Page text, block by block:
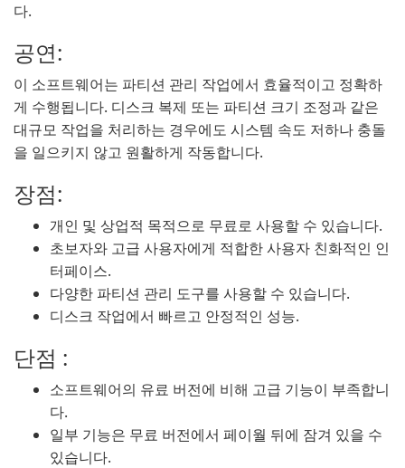
다.
공연:
이 소프트웨어는 파티션 관리 작업에서 효율적이고 정확하
게 수행됩니다. 디스크 복제 또는 파티션 크기 조정과 같은
대규모 작업을 처리하는 경우에도 시스템 속도 저하나 충돌
을 일으키지 않고 원활하게 작동합니다.
장점:
개인 및 상업적 목적으로 무료로 사용할 수 있습니다.
초보자와 고급 사용자에게 적합한 사용자 친화적인 인
터페이스.
다양한 파티션 관리 도구를 사용할 수 있습니다.
디스크 작업에서 빠르고 안정적인 성능.
단점 :
소프트웨어의 유료 버전에 비해 고급 기능이 부족합니
다.
일부 기능은 무료 버전에서 페이월 뒤에 잠겨 있을 수
있습니다.